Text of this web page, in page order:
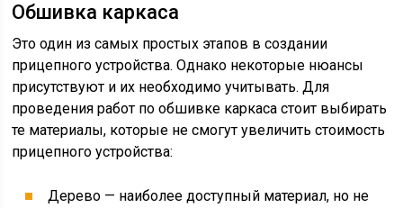
Обшивка каркаса
Это один из самых простых этапов в создании
прицепного устройства. Однако некоторые нюансы
присутствуют и их необходимо учитывать. Для
проведения работ по обшивке каркаса стоит выбирать
те материалы, которые не смогут увеличить стоимость
прицепного устройства:
Дерево — наиболее доступный материал, но не